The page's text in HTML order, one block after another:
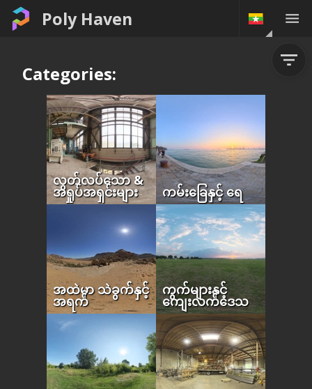
Poly Haven
Categories:
လွတ်လပ်သော &
အရှုပ်အရှင်းများ ကမ်းခြေနှင့် ရေ
အထဲမှာ သဲခွက်နှင့်
အရက်
ကွက်များနှင့်
ကျေးလက်ဒေသ